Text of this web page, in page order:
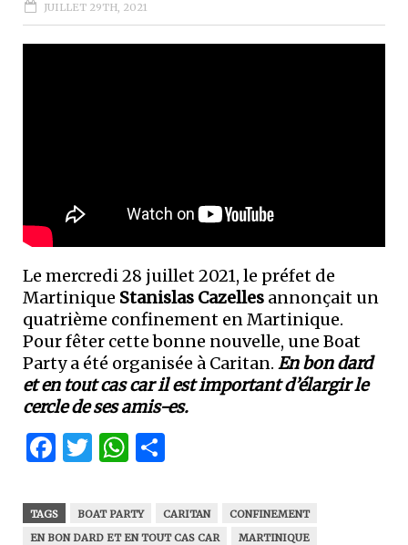
JUILLET 29TH, 2021
Le mercredi 28 juillet 2021, le préfet de
Martinique Stanislas Cazelles annonçait un
quatrième confinement en Martinique.
Pour fêter cette bonne nouvelle, une Boat
Party a été organisée à Caritan. En bon dard
et en tout cas car il est important d’élargir le
cercle de ses amis-es.
Facebook
Twitter
WhatsApp
TAGS BOAT PARTY CARITAN
CONFINEMENT
EN BON DARD ET EN TOUT CAS CAR
MARTINIQUE